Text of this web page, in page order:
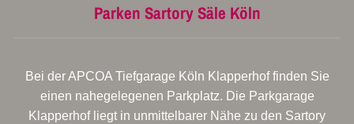
Parken Sartory Säle Köln
Bei der APCOA Tiefgarage Köln Klapperhof finden Sie
einen nahegelegenen Parkplatz. Die Parkgarage
Klapperhof liegt in unmittelbarer Nähe zu den Sartory